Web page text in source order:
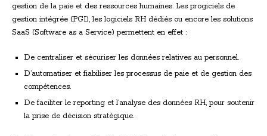
gestion de la paie et des ressources humaines. Les progiciels de
gestion intégrée (PGI), les logiciels RH dédiés ou encore les solutions
SaaS (Software as a Service) permettent en effet :
De centraliser et sécuriser les données relatives au personnel.
D’automatiser et fiabiliser les processus de paie et de gestion des
compétences.
De faciliter le reporting et l’analyse des données RH, pour soutenir
la prise de décision stratégique.